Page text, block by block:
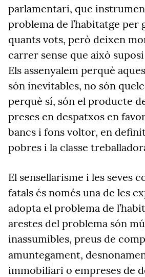
parlamentari, que
problema de l’habitatge per
quants vots, però deixen
carrer sense que això
Els assenyalem perquè
són inevitables, no són
perquè sí, són el producte
preses en despatxos en
bancs i fons voltor, en
pobres i la classe
El sensellarisme i les seves
fatals és només una de les
adopta el problema de
arestes del problema són
inassumibles, preus de
amuntegament,
immobiliari o empreses de